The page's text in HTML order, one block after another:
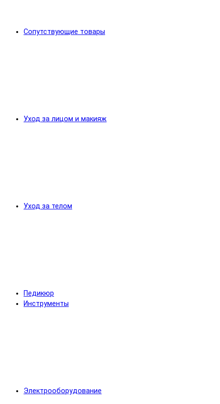
Сопутствующие товары
Уход за лицом и макияж
Уход за телом
Педикюр
Инструменты
Электрооборудование